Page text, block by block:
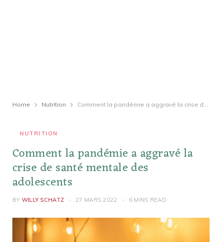
Home Nutrition Comment la pandémie a aggravé la crise de santé mentale des adolescents
NUTRITION
Comment la pandémie a aggravé la
crise de santé mentale des
adolescents
BY WILLY SCHATZ 27 MARS 2022 6 MINS READ